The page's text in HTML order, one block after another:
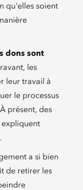
qu'elles soient
dons sont
les
leur travail à
le processus
présent, des
expliquent
a si bien
de retirer les